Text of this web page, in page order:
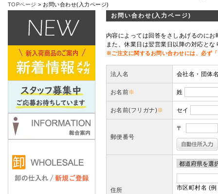
TOPページ > お問い合わせ(入力ページ)
お問い合わせ(入力ページ)
内容によっては回答をさしあげるのに
また、休業日は翌営業日以降の対応と
※ご注文に関するお問い合わせには、必ず
法人名 会社名・団体
お名前※ 姓
お名前(フリガナ)※ セイ
郵便番号
〒
住所 市区町村名 (